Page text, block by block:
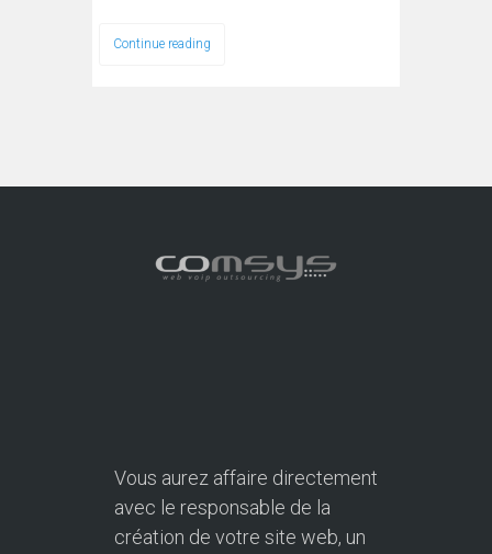
Continue reading
Vous aurez affaire directement
avec le responsable de la
création de votre site web, un